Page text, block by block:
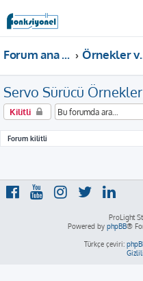
Forum ana sayfa
Servo Sürücü
Kilitli
Forum kilitli
ProLight
Powered by phpBB®
Türkçe çeviri: